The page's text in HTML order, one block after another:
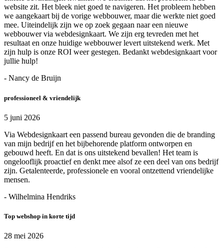
website zit. Het bleek niet goed te navigeren. Het probleem hebben
we aangekaart bij de vorige webbouwer, maar die werkte niet goed
mee. Uiteindelijk zijn we op zoek gegaan naar een nieuwe
webbouwer via webdesignkaart. We zijn erg tevreden met het
resultaat en onze huidige webbouwer levert uitstekend werk. Met
zijn hulp is onze ROI weer gestegen. Bedankt webdesignkaart voor
jullie hulp!
- Nancy de Bruijn
professioneel & vriendelijk
5 juni 2026
Via Webdesignkaart een passend bureau gevonden die de branding
van mijn bedrijf en het bijbehorende platform ontworpen en
gebouwd heeft. En dat is ons uitstekend bevallen! Het team is
ongelooflijk proactief en denkt mee alsof ze een deel van ons bedrijf
zijn. Getalenteerde, professionele en vooral ontzettend vriendelijke
mensen.
- Wilhelmina Hendriks
Top webshop in korte tijd
28 mei 2026